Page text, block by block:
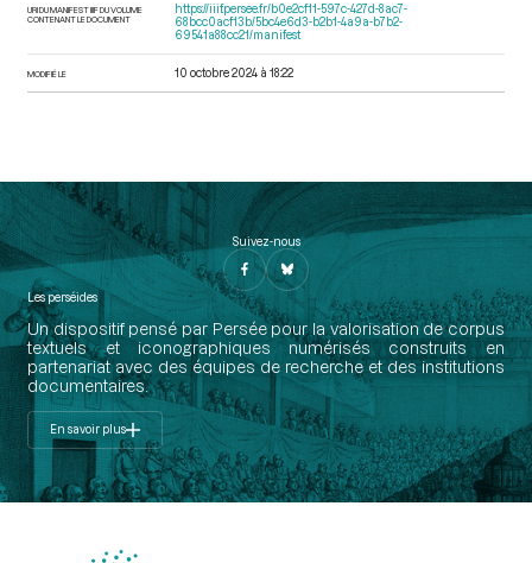
URI DU MANIFEST IIIF DU VOLUME
CONTENANT LE DOCUMENT
https://iiif.persee.fr/b0e2cf11-597c-427d-8ac7-
68bcc0acf13b/5bc4e6d3-b2b1-4a9a-b7b2-
69541a88cc21/manifest
MODIFIÉ LE 10 octobre 2024 à 18:22
Suivez-nous
Les perséides
Un dispositif pensé par Persée pour la valorisation de corpus
textuels et iconographiques numérisés construits en
partenariat avec des équipes de recherche et des institutions
documentaires.
En savoir plus